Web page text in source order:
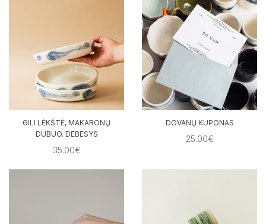
GILI LĖKŠTĖ, MAKARONŲ
DUBUO. DEBESYS
35.00€
DOVANŲ KUPONAS
25.00€